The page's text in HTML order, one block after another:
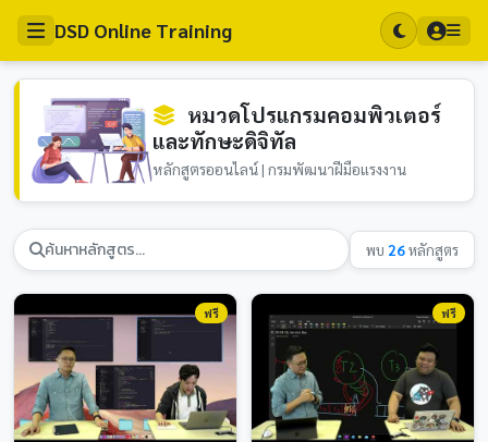
DSD Online Training
หมวดโปรแกรมคอมพิวเตอร์
และทักษะดิจิทัล
หลักสูตรออนไลน์ | กรมพัฒนาฝีมือแรงงาน
พบ 26หลักสูตร
ฟรี ฟรี